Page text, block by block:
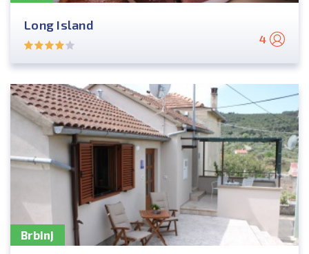
Long Island
4
Brbinj